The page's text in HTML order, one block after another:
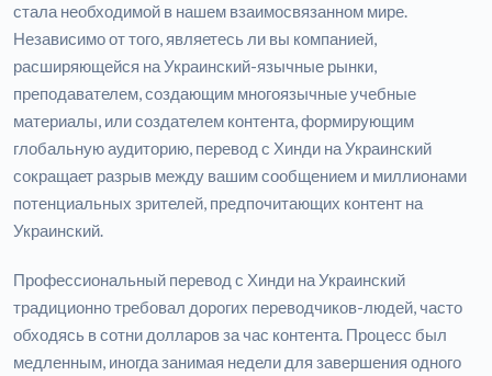
стала необходимой в нашем взаимосвязанном мире.
Независимо от того, являетесь ли вы компанией,
расширяющейся на Украинский-язычные рынки,
преподавателем, создающим многоязычные учебные
материалы, или создателем контента, формирующим
глобальную аудиторию, перевод с Хинди на Украинский
сокращает разрыв между вашим сообщением и миллионами
потенциальных зрителей, предпочитающих контент на
Украинский.
Профессиональный перевод с Хинди на Украинский
традиционно требовал дорогих переводчиков-людей, часто
обходясь в сотни долларов за час контента. Процесс был
медленным, иногда занимая недели для завершения одного